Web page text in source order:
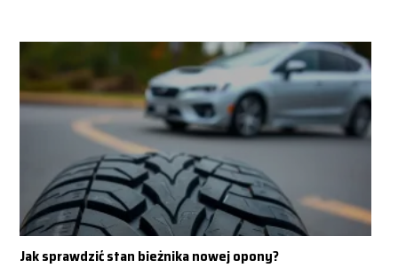
Jak sprawdzić stan bieżnika nowej opony?